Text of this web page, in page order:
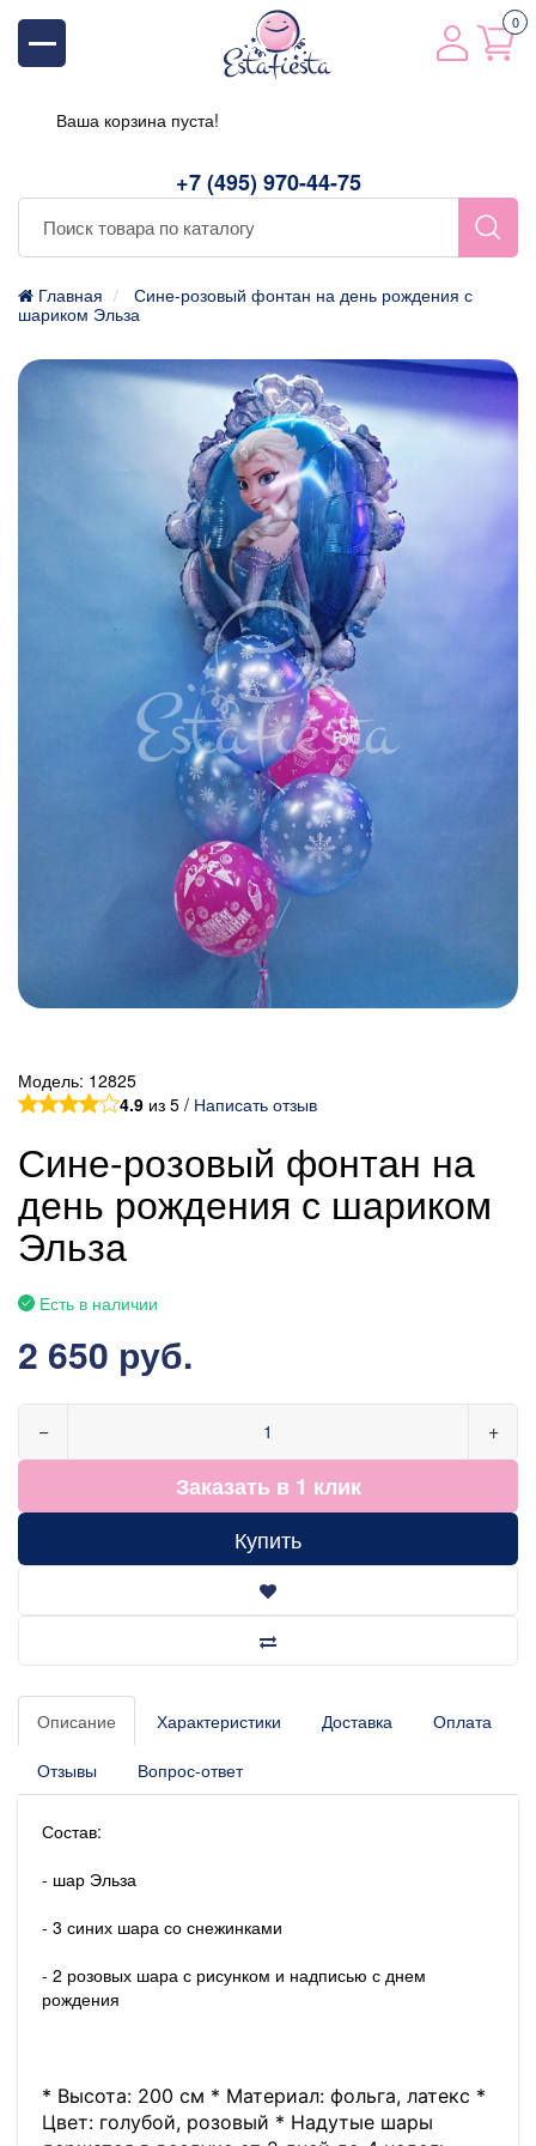
+7 (495) 970-44-75
0
Ваша корзина пуста!
Главная
Сине-розовый фонтан на день рождения с
шариком Эльза
Модель: 12825
4.9 из 5 / Написать отзыв
Сине-розовый фонтан на
день рождения с шариком
Эльза
Есть в наличии
2 650 руб.
− +
Заказать в 1 клик
Купить
Описание Характеристики Доставка Оплата
Отзывы Вопрос-ответ
Состав:
- шар Эльза
- 3 синих шара со снежинками
- 2 розовых шара с рисунком и надписью с днем
рождения
* Высота: 200 см * Материал: фольга, латекс *
Цвет: голубой, розовый * Надутые шары